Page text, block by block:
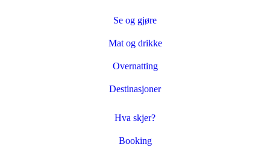
Se og gjøre
Mat og drikke
Overnatting
Destinasjoner
Hva skjer?
Booking